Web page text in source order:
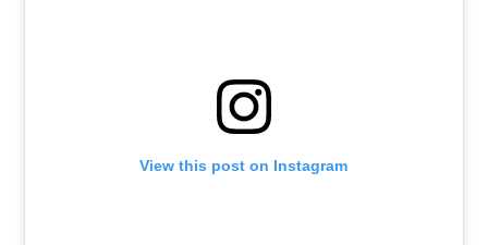
View this post on Instagram